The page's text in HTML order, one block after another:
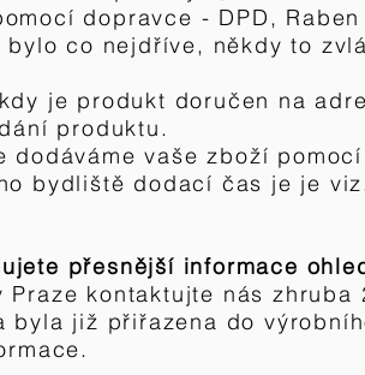
dopravce - DPD,
co nejdříve, někdy to
je produkt doručen na
produktu.
dodáváme vaše zboží
bydliště dodací čas je je
přesnější informace
Praze kontaktujte nás
byla již přiřazena do